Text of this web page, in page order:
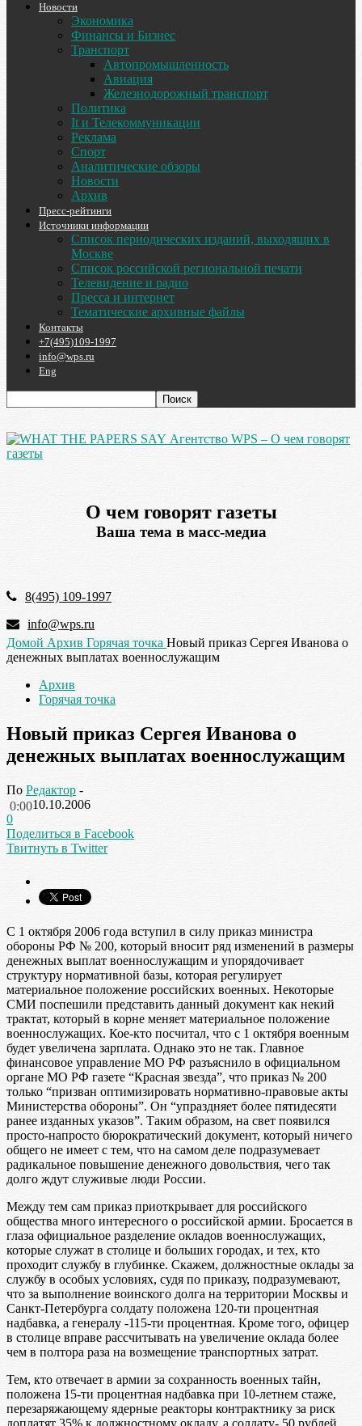
Новости
Экономика
Финансы и Бизнес
Транспорт
Автопромышленность
Авиация
Железнодорожный транспорт
Политика
It и Телекоммуникации
Реклама
Спорт
Аналитические обзоры
Новости
Архив
Пресс-рейтинги
Источники информации
Список периодических изданий, выходящих в
Москве
Список российской региональной печати
Телевидение и радио
Пресса и интернет
Тематические архивные файлы
Контакты
+7(495)109-1997
info@wps.ru
Eng
Агентство WPS – О чем говорят
газеты
О чем говорят газеты
Ваша тема в масс-медиа
8(495) 109-1997
info@wps.ru
Домой Архив Горячая точка Новый приказ Сергея Иванова о
денежных выплатах военнослужащим
Архив
Горячая точка
Новый приказ Сергея Иванова о
денежных выплатах военнослужащим
По Редактор -
10.10.2006
0:00
0
Поделиться в Facebook
Твитнуть в Twitter
С 1 октября 2006 года вступил в силу приказ министра
обороны РФ № 200, который вносит ряд изменений в размеры
денежных выплат военнослужащим и упорядочивает
структуру нормативной базы, которая регулирует
материальное положение российских военных. Некоторые
СМИ поспешили представить данный документ как некий
трактат, который в корне меняет материальное положение
военнослужащих. Кое-кто посчитал, что с 1 октября военным
будет увеличена зарплата. Однако это не так. Главное
финансовое управление МО РФ разъяснило в официальном
органе МО РФ газете “Красная звезда”, что приказ № 200
только “призван оптимизировать нормативно-правовые акты
Министерства обороны”. Он “упраздняет более пятидесяти
ранее изданных указов”. Таким образом, на свет появился
просто-напросто бюрократический документ, который ничего
общего не имеет с тем, что на самом деле подразумевает
радикальное повышение денежного довольствия, чего так
долго ждут служивые люди России.
Между тем сам приказ приоткрывает для российского
общества много интересного о российской армии. Бросается в
глаза официальное разделение окладов военнослужащих,
которые служат в столице и больших городах, и тех, кто
проходит службу в глубинке. Скажем, должностные оклады за
службу в особых условиях, судя по приказу, подразумевают,
что за выполнение воинского долга на территории Москвы и
Санкт-Петербурга солдату положена 120-ти процентная
надбавка, а генералу -115-ти процентная. Кроме того, офицер
в столице вправе рассчитывать на увеличение оклада более
чем в полтора раза на возмещение транспортных затрат.
Тем, кто отвечает в армии за сохранность военных тайн,
положена 15-ти процентная надбавка при 10-летнем стаже,
перезаряжающему ядерные реакторы контрактнику за риск
доплатят 35% к должностному окладу, а солдату- 50 рублей.